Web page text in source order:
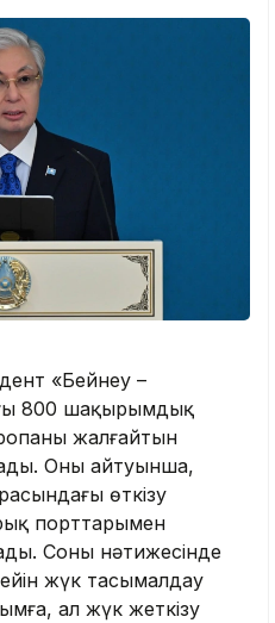
«Бейнеу –
800 шақырымдық
жалғайтын
Оның айтуынша,
өткізу
порттарымен
Соның нәтижесінде
жүк тасымалдау
ал жүк жеткізу